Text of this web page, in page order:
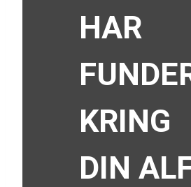
HAR
KRING
DIN